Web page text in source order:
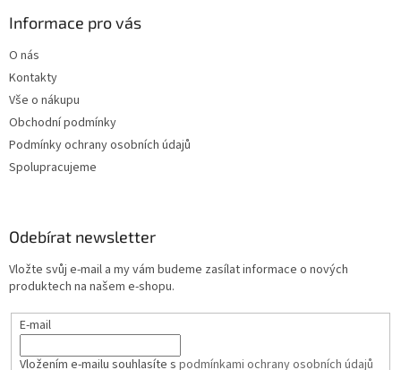
Informace pro vás
O nás
Kontakty
Vše o nákupu
Obchodní podmínky
Podmínky ochrany osobních údajů
Spolupracujeme
Odebírat newsletter
Vložte svůj e-mail a my vám budeme zasílat informace o nových
produktech na našem e-shopu.
E-mail
Vložením e-mailu souhlasíte s podmínkami ochrany osobních údajů